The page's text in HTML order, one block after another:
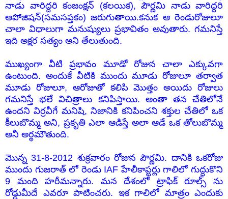
నాడు వారిద్దరి కంజంక్షన్ (కలయిక), పౌర్ణమి నాడు వారిద్దరి
ఆపోజిషన్(సమసప్తకం) జరుగుతాయి.కనుక ఆ రెండురోజులూ
చాలా విధాలుగా మనుష్యులు ప్రభావితం అవుతారు. గమనిస్తే
ఇది అక్షర సత్యం అని తేలుతుంది.
ముఖ్యంగా వీటి ప్రభావం మూడో రోజున చాలా ఎక్కువగా
ఉంటుంది. అందుకే వీటికి ముందు మూడు రోజులూ తర్వాత
మూడు రోజులూ, ఆరోజుతో కలిపి మొత్తం అయిదు రోజులు
గమనిస్తే భలే విచిత్రాలు కనిపిస్తాయి. అంతా తన చేతిలోనే
ఉందని విర్రవీగే మనిషి, నిజానికి కనిపించని శక్తుల చేతిలో ఒక
కీలుబొమ్మ అని, ప్రకృతి ఎలా ఆడిస్తే అలా ఆడే ఒక తోలుబొమ్మ
అనీ అర్ధమౌతుంది.
మొన్న 31-8-2012 శుక్రవారం రోజున పౌర్ణమి. దానికి ఒకరోజు
ముందు గుజరాత్ లో రెండు IAF హేలీకాప్టర్లు గాలిలో గుద్దుకొని
9 మంది హరీమన్నారు. మన దేశంలో ట్రాఫిక్ రూల్స్ ను
రోడ్డుమీదే ఎవరూ పాటించరు. ఇక గాలిలో మాత్రం ఎందుకు